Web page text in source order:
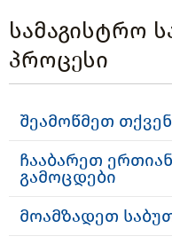
სამაგისტრო
პროცესი
შეამოწმეთ
ჩააბარეთ
გამოცდები
მოამზადეთ